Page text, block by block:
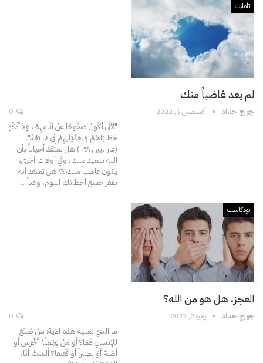
تأملات
لم يعد غاضباً منك
جورج حداد أغسطس 5, 2022
"لأَنِّي أَكُونُ صَفُوحًا عَنْ آثَامِهِمْ، وَلاَ أَذْكُرُ
خَطَايَاهُمْ وَتَعَدِّيَاتِهِمْ فِي مَا بَعْدُ".
(عبرانيين ۱٢:۸)
هل تعتقد أحياناً بأن
الله سعيد منك، وفي أوقات أخرى،
يكون غاضباً منك؟؟ هل تعتقد أنه
يغفر جميع أخطائك اليوم، وغداً…
بودكاست
العجز، هل هو من الله؟
جورج حداد يونيو 2, 2022
ما الذي تعنيه هذه الاية: مَنْ صَنَعَ
للإنسانِ فمًا؟ أَوْ مَنْ يَجْعَلُهُ أَخْرَسَ أَوْ
أَصَمَّ أَوْ بَصِيراً أَوْ كَفِيفاً؟ أَلَسْتُ أَنَا،